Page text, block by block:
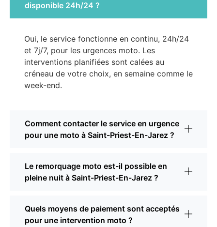
disponible 24h/24 ?
Oui, le service fonctionne en continu, 24h/24
et 7j/7, pour les urgences moto. Les
interventions planifiées sont calées au
créneau de votre choix, en semaine comme le
week-end.
Comment contacter le service en urgence
pour une moto à Saint-Priest-En-Jarez ?
Le remorquage moto est-il possible en
pleine nuit à Saint-Priest-En-Jarez ?
Quels moyens de paiement sont acceptés
pour une intervention moto ?